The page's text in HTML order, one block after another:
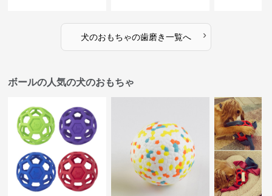
犬のおもちゃの歯磨き一覧へ ›
ボールの人気の犬のおもちゃ